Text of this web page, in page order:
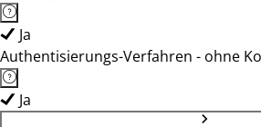
Ja
Authentisierungs-Verfahren - ohne
Ja